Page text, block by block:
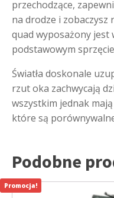
przechodzące,
na drodze i zobaczysz
quad wyposażony jest
podstawowym
Światła doskonale
rzut oka zachwycają
wszystkim jednak
które są
Podobne
Promocja!